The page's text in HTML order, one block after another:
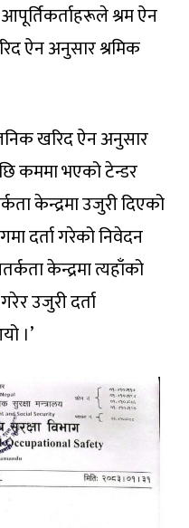
श्रम ऐन
ऐन अनुसार श्रमिक
खरिद ऐन अनुसार
कममा भएको टेन्डर
केन्द्रमा उजुरी दिएको
दर्ता गरेको निवेदन
केन्द्रमा त्यहाँको
उजुरी दर्ता
।’